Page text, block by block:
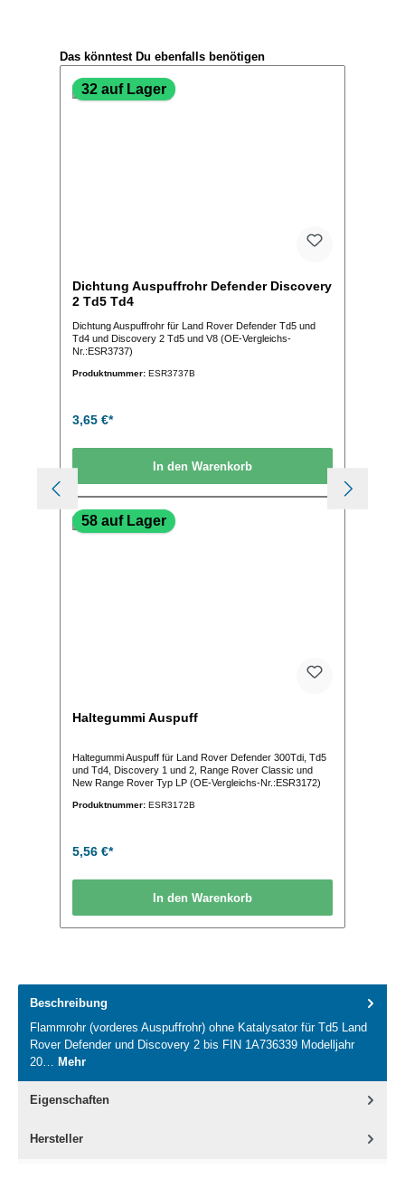
Produktgalerie überspringen
Das könntest Du ebenfalls benötigen
32 auf Lager
Dichtung Auspuffrohr Defender Discovery
2 Td5 Td4
Dichtung Auspuffrohr für Land Rover Defender Td5 und
Td4 und Discovery 2 Td5 und V8 (OE-Vergleichs-
Nr.:ESR3737)
Produktnummer: ESR3737B
3,65 €*
In den Warenkorb
58 auf Lager
Haltegummi Auspuff
Haltegummi Auspuff für Land Rover Defender 300Tdi, Td5
und Td4, Discovery 1 und 2, Range Rover Classic und
New Range Rover Typ LP (OE-Vergleichs-Nr.:ESR3172)
Produktnummer: ESR3172B
5,56 €*
In den Warenkorb
Beschreibung
Flammrohr (vorderes Auspuffrohr) ohne Katalysator für Td5 Land
Rover Defender und Discovery 2 bis FIN 1A736339 Modelljahr
20… Mehr
Eigenschaften
Hersteller